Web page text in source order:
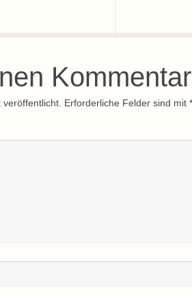
Kommentar
Erforderliche Felder sind mit *